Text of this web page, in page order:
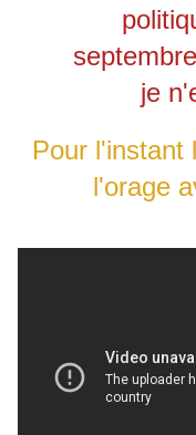
je
Pour l'instant
l'orage